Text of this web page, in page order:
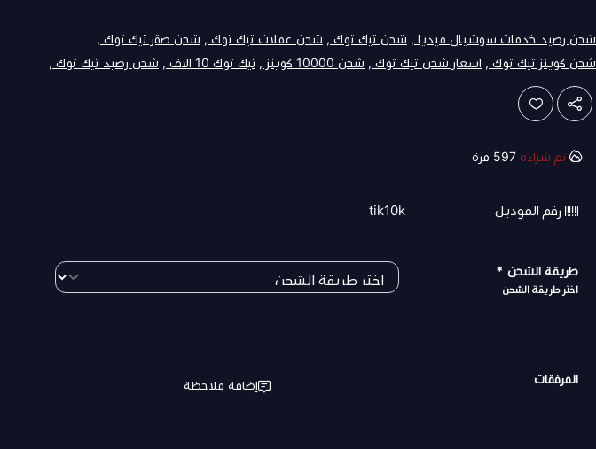
شحن رصيد خدمات سوشيال ميديا , شحن تيك توك , شحن عملات تيك توك , شحن صقر تيك توك ,
شحن كوينز تيك توك , اسعار شحن تيك توك , شحن 10000 كوينز , تيك توك 10 الاف , شحن رصيد تيك توك ,
تم شراءه 597 مرة
رقم الموديل tik10k
طريقة الشحن *
اختر طريقة الشحن
المرفقات إضافة ملاحظة